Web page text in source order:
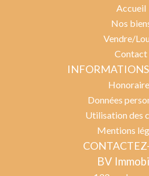
Accueil
Nos
Vendre/
Contact
Données
Utilisation des
Mentions
BV